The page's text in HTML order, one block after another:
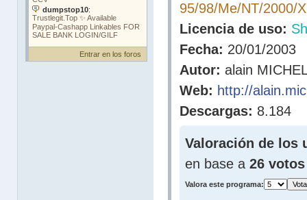
Entrar en los foros
95/98/Me/NT/2000/
Licencia de uso:
Fecha: 20/01/2003
Autor: alain
Web: http://
Descargas: 8.184
Valoración de los
en base a 26 votos
Valora este programa: